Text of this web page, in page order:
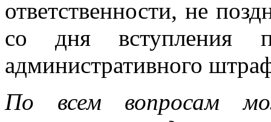
ответственности, не
со дня вступления
административного
По всем вопросам